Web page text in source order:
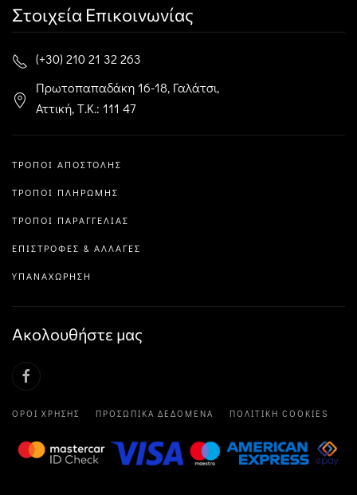
Στοιχεία Επικοινωνίας
(+30) 210 21 32 263
Πρωτοπαπαδάκη 16-18, Γαλάτσι,
Αττική, Τ.Κ.: 111 47
ΤΡΌΠΟΙ ΑΠΟΣΤΟΛΉΣ
ΤΡΌΠΟΙ ΠΛΗΡΩΜΉΣ
ΤΡΌΠΟΙ ΠΑΡΑΓΓΕΛΊΑΣ
ΕΠΙΣΤΡΟΦΈΣ & ΑΛΛΑΓΈΣ
ΥΠΑΝΑΧΏΡΗΣΗ
Ακολουθήστε μας
ΌΡΟΙ ΧΡΉΣΗΣ ΠΡΟΣΩΠΙΚΆ ΔΕΔΟΜΈΝΑ ΠΟΛΙΤΙΚΉ COOKIES